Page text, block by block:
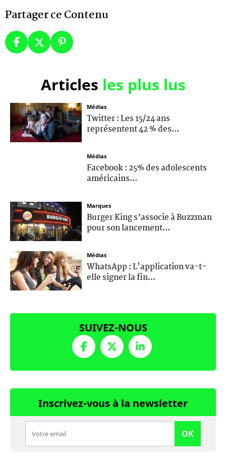
Partager ce Contenu
Articles les plus lus
Médias
Twitter : Les 15/24 ans
représentent 42 % des...
Médias
Facebook : 25% des adolescents
américains...
Marques
Burger King s’associe à Buzzman
pour son lancement...
Médias
WhatsApp : L'application va-t-
elle signer la fin...
SUIVEZ-NOUS
Inscrivez-vous à la newsletter
OK